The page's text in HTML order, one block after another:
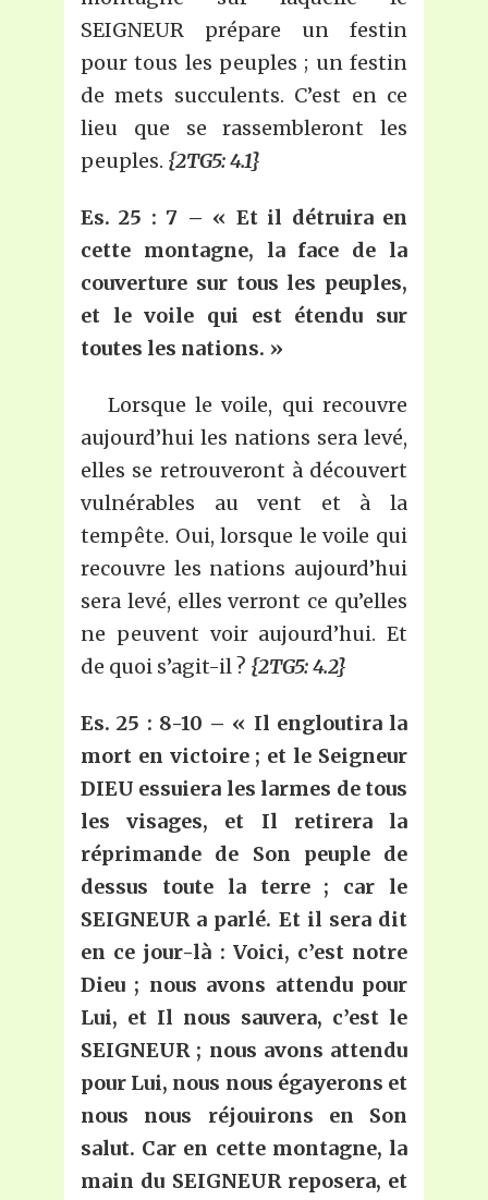
SEIGNEUR prépare un festin
pour tous les peuples ; un festin
de mets succulents. C’est en ce
lieu que se rassembleront les
peuples. {2TG5: 4.1}
Es. 25 : 7 – « Et il détruira en
cette montagne, la face de la
couverture sur tous les peuples,
et le voile qui est étendu sur
toutes les nations. »
Lorsque le voile, qui recouvre
aujourd’hui les nations sera levé,
elles se retrouveront à découvert
vulnérables au vent et à la
tempête. Oui, lorsque le voile qui
recouvre les nations aujourd’hui
sera levé, elles verront ce qu’elles
ne peuvent voir aujourd’hui. Et
de quoi s’agit-il ? {2TG5: 4.2}
Es.25 : 8-10 – « Il engloutira la
mort en victoire ; et le Seigneur
DIEU essuiera les larmes de tous
les visages, et Il retirera la
réprimande de Son peuple de
dessus toute la terre ; car le
SEIGNEUR a parlé. Et il sera dit
en ce jour-là : Voici, c’est notre
Dieu ; nous avons attendu pour
Lui, et Il nous sauvera, c’est le
SEIGNEUR ; nous avons attendu
pour Lui, nous nous égayerons et
nous nous réjouirons en Son
salut. Car en cette montagne, la
main du SEIGNEUR reposera, et